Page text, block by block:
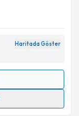
Haritada Göster